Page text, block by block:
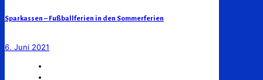
Sparkassen – Fußballferien in den Sommerferien
6. Juni 2021